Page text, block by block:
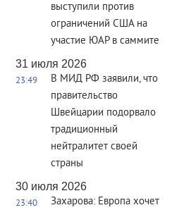
выступили против
ограничений США на
участие ЮАР в саммите
31 июля 2026
23:49
В МИД РФ заявили, что
правительство
Швейцарии подорвало
традиционный
нейтралитет своей
страны
30 июля 2026
23:40
Захарова: Европа хочет